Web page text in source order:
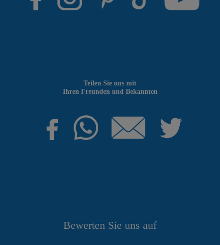
Bewerten Sie uns auf
Teilen Sie uns mit
Ihren Freunden und Bekannten